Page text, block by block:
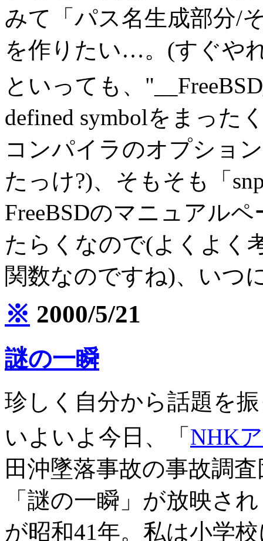
みて「パス名生成部分/
を作りたい…。(すぐや
といっても、
defined symbolをまった
コンパイラのオプショ
たっけ?)、そもそも「
FreeBSDのマニュアル
たらくなので(よくよく
関数なのですね)、いつ
※ 2000/5/21
謎の一瞬
珍しく自分から話題を
いよいよ今日、「 NHK
田沖墜落事故の事故調
「謎の一瞬」が放映さ
が昭和41年。私は小学